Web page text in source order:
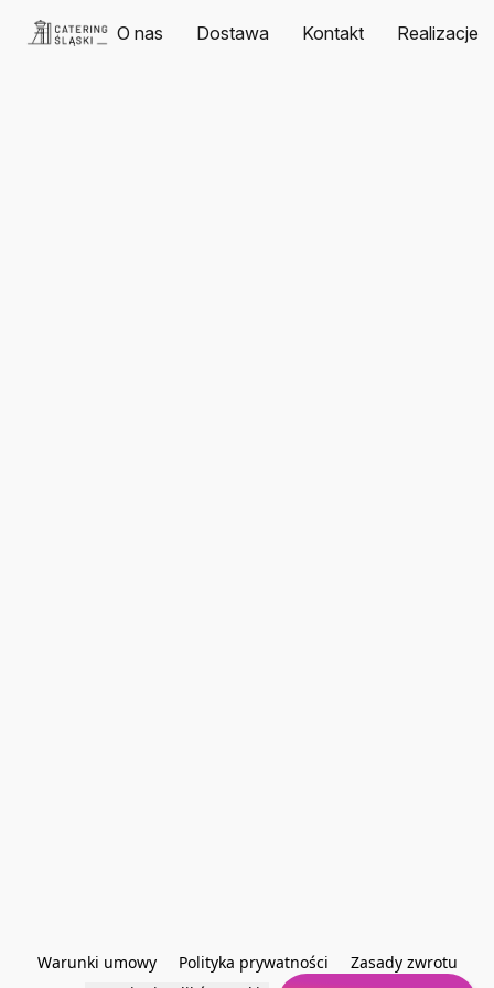
O nas Dostawa Kontakt Realizacje
Warunki umowy Polityka prywatności
Zasady zwrotu